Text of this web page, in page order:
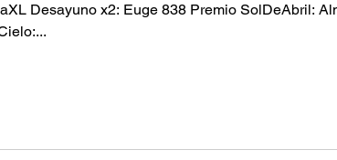
x2: Euge 838 Premio SolDeAbril: Alma 778 - Ámbar 218 Pase